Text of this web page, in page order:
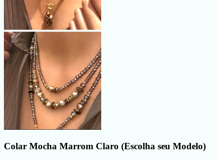
Colar Mocha Marrom Claro (Escolha seu Modelo)